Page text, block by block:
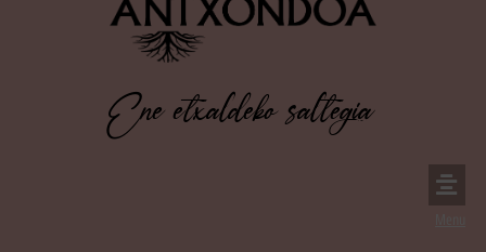
Ene etxaldeko saltegia